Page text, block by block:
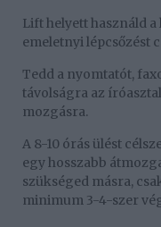
Lift helyett használd a
emeletnyi lépcsőzést
Tedd a nyomtatót,
távolságra az
mozgásra.
A 8-10 órás ülést
egy hosszabb
szükséged másra,
minimum 3-4-szer